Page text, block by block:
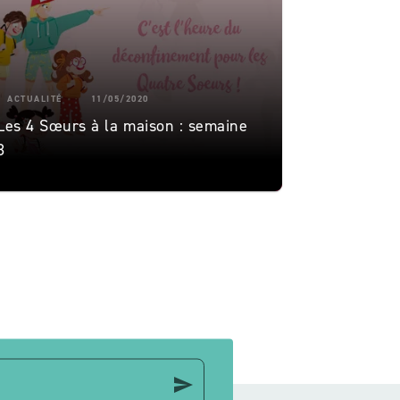
ACTUALITÉ 11/05/2020
4 Sœurs à la maison : semaine
send